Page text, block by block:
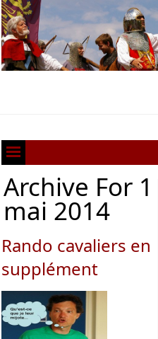
Archive For 1
mai 2014
Rando cavaliers en
supplément